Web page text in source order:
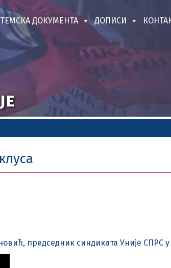
ДОКУМЕНТА ДОПИСИ
председник синдиката Уније СПРС